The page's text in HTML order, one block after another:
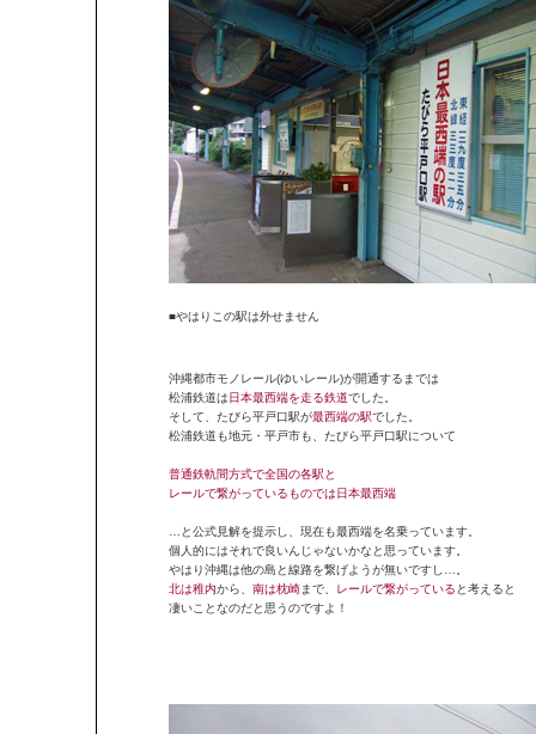
■やはりこの駅は外せません
沖縄都市モノレール(ゆいレール)が開通するまでは
松浦鉄道は日本最西端を走る鉄道でした。
そして、たびら平戸口駅が最西端の駅でした。
松浦鉄道も地元・平戸市も、たびら平戸口駅について
普通鉄軌間方式で全国の各駅と
レールで繋がっているものでは日本最西端
…と公式見解を提示し、現在も最西端を名乗っています。
個人的にはそれで良いんじゃないかなと思っています。
やはり沖縄は他の島と線路を繋げようが無いですし…。
北は稚内から、 南は枕崎まで、 レールで繋がっている と考えると
凄いことなのだと思うのですよ！